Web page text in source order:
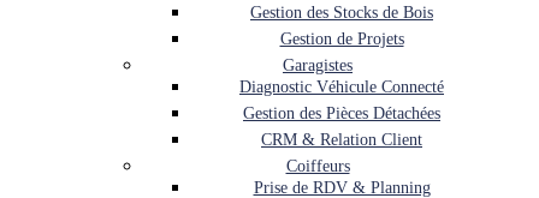
Gestion des Stocks de Bois
Gestion de Projets
Garagistes
Diagnostic Véhicule Connecté
Gestion des Pièces Détachées
CRM & Relation Client
Coiffeurs
Prise de RDV & Planning